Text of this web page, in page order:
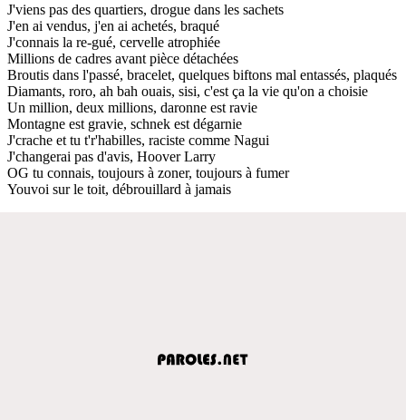
J'viens pas des quartiers, drogue dans les sachets
J'en ai vendus, j'en ai achetés, braqué
J'connais la re-gué, cervelle atrophiée
Millions de cadres avant pièce détachées
Broutis dans l'passé, bracelet, quelques biftons mal entassés, plaqués
Diamants, roro, ah bah ouais, sisi, c'est ça la vie qu'on a choisie
Un million, deux millions, daronne est ravie
Montagne est gravie, schnek est dégarnie
J'crache et tu t'r'habilles, raciste comme Nagui
J'changerai pas d'avis, Hoover Larry
OG tu connais, toujours à zoner, toujours à fumer
Youvoi sur le toit, débrouillard à jamais